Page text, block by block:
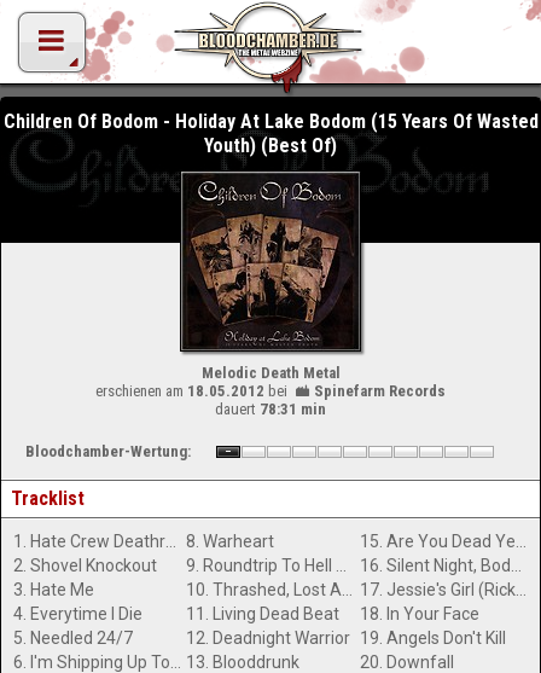
Children Of Bodom - Holiday At Lake Bodom (15 Years Of Wasted
Youth) (Best Of)
Melodic Death Metal
erschienen am 18.05.2012 bei
Spinefarm Records
dauert 78:31 min
Bloodchamber-Wertung:
Tracklist
2. Shovel Knockout
3. Hate Me
4. Everytime I Die
5. Needled 24/7
8. Warheart
11. Living Dead Beat
12. Deadnight Warrior
13. Blooddrunk
17. Jessie's Girl (Rick Springfield Cover)
18. In Your Face
19. Angels Don't Kill
20. Downfall